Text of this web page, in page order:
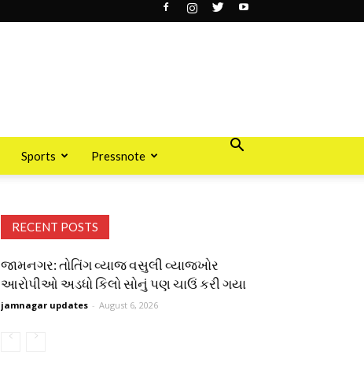
Sports Pressnote
RECENT POSTS
જામનગર: તોતિંગ વ્યાજ વસુલી વ્યાજખોર
આરોપીઓ અડધો કિલો સોનું પણ ચાઉં કરી ગયા
jamnagar updates - August 6, 2026